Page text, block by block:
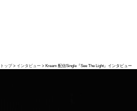
トップ インタビュー Kream 配信Single『See The Light』インタビュー